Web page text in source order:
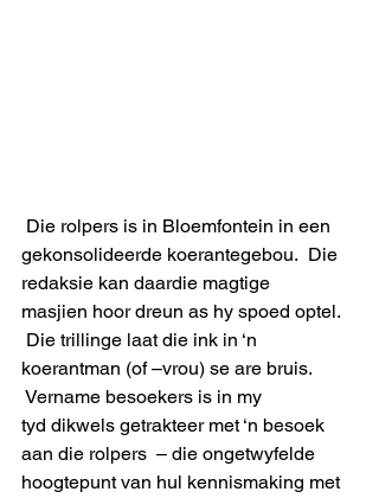
Die rolpers is in Bloemfontein in een
gekonsolideerde koerantegebou.  Die
redaksie kan daardie magtige
masjien hoor dreun as hy spoed optel.
Die trillinge laat die ink in ‘n
koerantman (of –vrou) se are bruis.
Vername besoekers is in my
tyd dikwels getrakteer met ‘n besoek
aan die rolpers  – die ongetwyfelde
hoogtepunt van hul kennismaking met